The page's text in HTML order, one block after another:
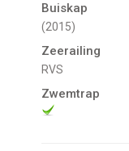
Buiskap
(2015)
Zeerailing
RVS
Zwemtrap